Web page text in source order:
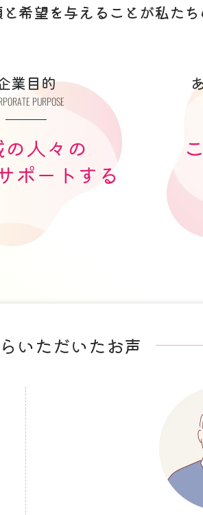
希望を与えることが私たち
業目的
PURPOSE
人々の
ポートする
いただいたお声